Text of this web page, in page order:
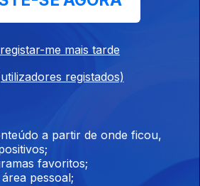
Especial e
fronteiras, o altruísmo
Gonçaves - Para Onde?
me mais tarde
registados)
a partir de onde ficou,
favoritos;
pessoal;